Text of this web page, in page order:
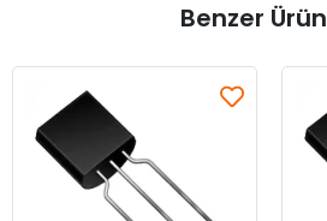
Benzer